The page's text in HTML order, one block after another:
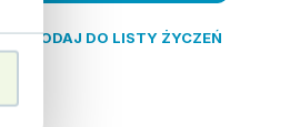
DODAJ DO LISTY ŻYCZEŃ